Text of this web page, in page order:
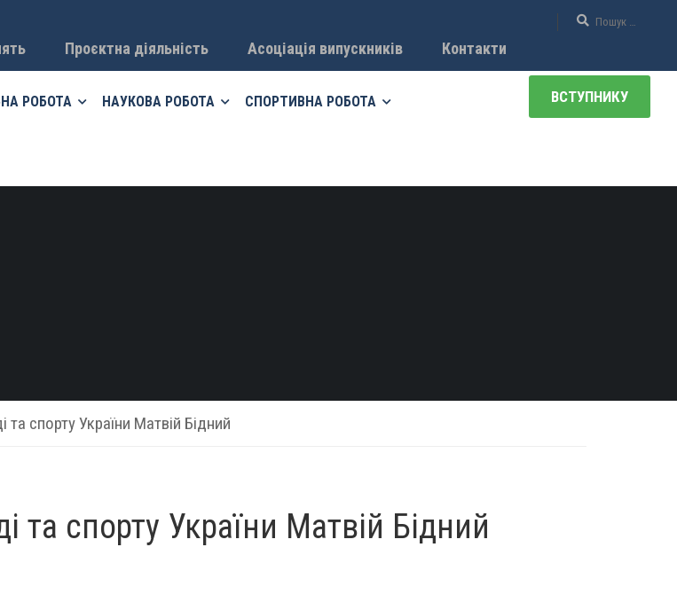
Проєктна діяльність Асоціація випускників Контакти
РОБОТА НАУКОВА РОБОТА СПОРТИВНА РОБОТА ВСТУПНИКУ
спорту України Матвій Бідний
та спорту України Матвій Бідний